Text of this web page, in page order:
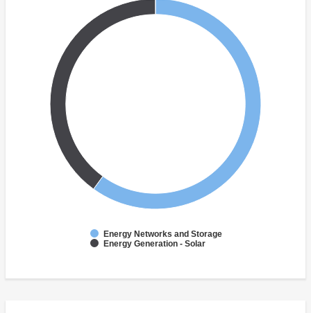
Energy Networks and Storage
Energy Generation - Solar